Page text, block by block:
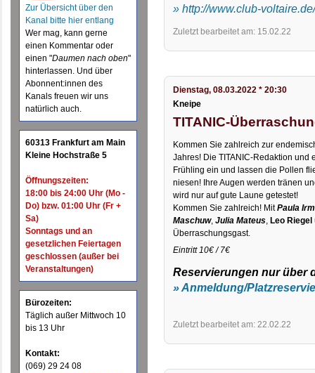
Zur Übersicht über den
Kanal bitte hier entlang
Wer mag, kann gerne
einen Kommentar oder
einen "Daumen nach oben"
hinterlassen. Und über
Abonnent:innen des
Kanals freuen wir uns
natürlich auch.
60313 Frankfurt am Main
Kleine Hochstraße 5
Öffnungszeiten:
18:00 bis 24:00 Uhr (Mo -
Do) bzw. 01:00 Uhr (Fr +
Sa)
Sonntags und an
gesetzlichen Feiertagen
geschlossen (außer bei
Veranstaltungen)
Bürozeiten:
Täglich außer Mittwoch 10
bis 13 Uhr
Kontakt:
(069) 29 24 08
» http://www.club-
Zuletzt bearbeitet am: 15.02.22
Dienstag, 08.03.2022 * 20:30
Kneipe
TITANIC-
Kommen Sie zahlreich zur
Jahres! Die TITANIC-Redaktion
Frühling ein und lassen die Pollen
niesen! Ihre Augen werden tränen
wird nur auf gute Laune getestet!
Kommen Sie zahlreich! MitPaula
Maschuw,Julia Mateus Leo Riegel
Überraschungsgast.
Eintritt 10€ / 7€
Reservierungen nur über
» Anmeldung/
Zuletzt bearbeitet am: 22.02.22